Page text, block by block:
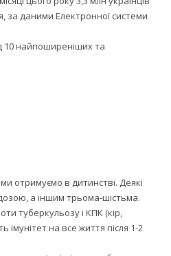
за даними Електронної системи
найпоширеніших та
отримуємо в дитинстві. Деякі
а іншим трьома-шістьма.
туберкульозу і КПК (кір,
на все життя після 1-2